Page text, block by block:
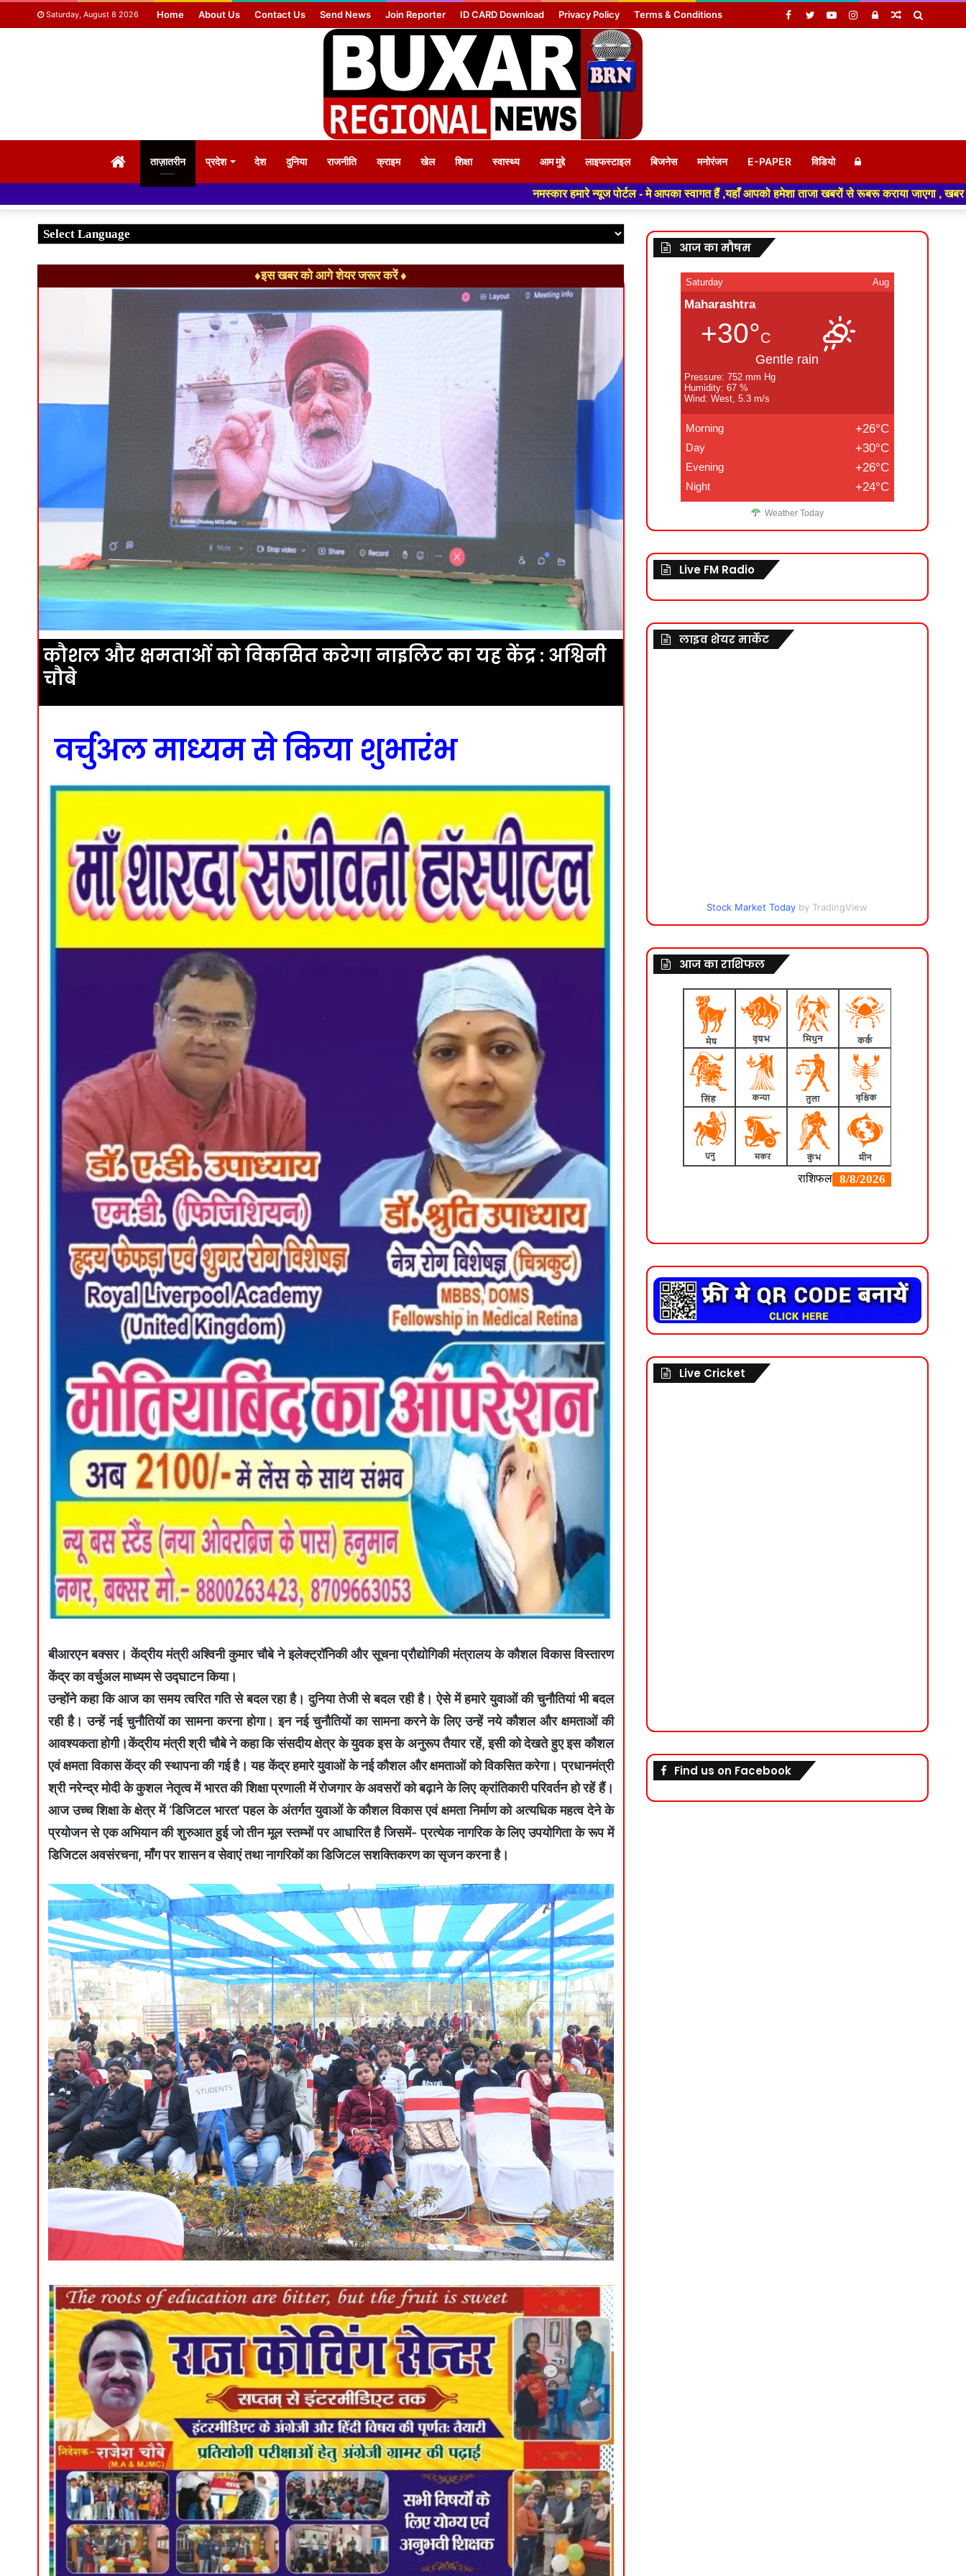
Saturday, August 8 2026 Home About Us Contact Us Send News Join Reporter ID CARD Download Privacy Policy Terms & Conditions Random
Log
Instagram
YouTube
Twitter
Facebook
HOMEताज़ातरीन प्रदेश देश दुनिया राजनीति क्राइम खेल शिक्षा स्वास्थ्य आम मुद्दे लाइफस्टाइल बिजनेस मनोरंजन E-PAPER विडियो Log
In
नमस्कार हमारे न्यूज पोर्टल - मे आपका स्वागत हैं ,यहाँ आपको हमेशा ताजा खबरों से रूबरू कराया जाएगा , खबर ओर विज्ञापन के लिए
♦इस खबर को आगे शेयर जरूर करें ♦
कौशल और क्षमताओं को विकसित करेगा नाइलिट का यह केंद्र : अश्विनी
चौबे
वर्चुअल माध्यम से किया शुभारंभ
बीआरएन बक्सर। केंद्रीय मंत्री अश्विनी कुमार चौबे ने इलेक्ट्रॉनिकी और सूचना प्रौद्योगिकी मंत्रालय के कौशल विकास विस्तारण
केंद्र का वर्चुअल माध्यम से उद्घाटन किया।
उन्होंने कहा कि आज का समय त्वरित गति से बदल रहा है। दुनिया तेजी से बदल रही है। ऐसे में हमारे युवाओं की चुनौतियां भी बदल
रही है। उन्हें नई चुनौतियों का सामना करना होगा। इन नई चुनौतियों का सामना करने के लिए उन्हें नये कौशल और क्षमताओं की
आवश्यकता होगी।केंद्रीय मंत्री श्री चौबे ने कहा कि संसदीय क्षेत्र के युवक इस के अनुरूप तैयार रहें, इसी को देखते हुए इस कौशल
एवं क्षमता विकास केंद्र की स्थापना की गई है। यह केंद्र हमारे युवाओं के नई कौशल और क्षमताओं को विकसित करेगा। प्रधानमंत्री
श्री नरेन्द्र मोदी के कुशल नेतृत्व में भारत की शिक्षा प्रणाली में रोजगार के अवसरों को बढ़ाने के लिए क्रांतिकारी परिवर्तन हो रहें हैं।
आज उच्च शिक्षा के क्षेत्र में ‘डिजिटल भारत’ पहल के अंतर्गत युवाओं के कौशल विकास एवं क्षमता निर्माण को अत्यधिक महत्व देने के
प्रयोजन से एक अभियान की शुरुआत हुई जो तीन मूल स्तम्भों पर आधारित है जिसमें- प्रत्येक नागरिक के लिए उपयोगिता के रूप में
डिजिटल अवसंरचना, माँग पर शासन व सेवाएं तथा नागरिकों का डिजिटल सशक्तिकरण का सृजन करना है।
आज का मौषम
Saturday Aug
Maharashtra
+30°C
Gentle rain
Pressure: 752 mm Hg
Humidity: 67 %
Wind: West, 5.3 m/s
Morning +26°C
Day +30°C
Evening +26°C
Night +24°C
Weather Today
Live FM Radio
लाइव शेयर मार्केट
Stock Market Today by TradingView
आज का राशिफल
Live Cricket
Find us on Facebook